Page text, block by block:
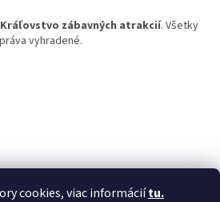
cookies, viac informáciítu.
zábavných atrakcií. Všetky
práva vyhradené.